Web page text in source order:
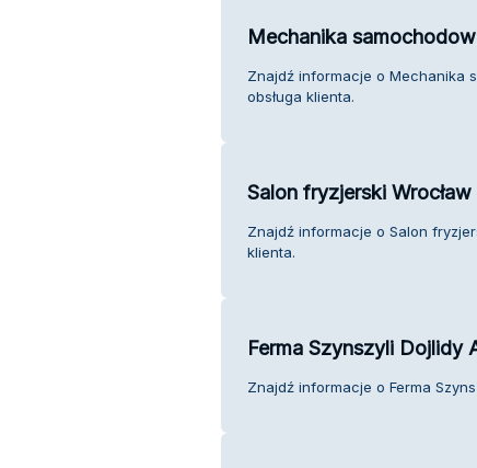
Mechanika
Znajdź informacje o Mechanika
obsługa klienta.
Salon fryzjerski
Znajdź informacje o Salon
klienta.
Ferma Szynszyli Dojlidy
Znajdź informacje o Ferma